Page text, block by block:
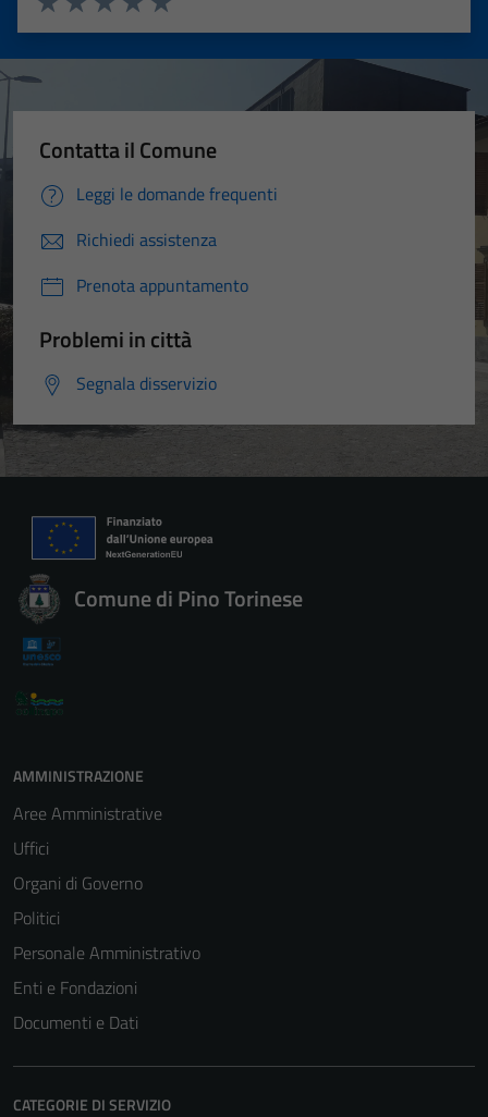
Valuta 5 stelle su 5
Valuta 4 stelle su 5
Valuta 3 stelle su 5
Valuta 2 stelle su 5
Valuta 1 stelle su 5
Contatta il Comune
Leggi le domande frequenti
Richiedi assistenza
Prenota appuntamento
Problemi in città
Segnala disservizio
Comune di Pino Torinese
AMMINISTRAZIONE
Aree Amministrative
Uffici
Organi di Governo
Politici
Personale Amministrativo
Enti e Fondazioni
Documenti e Dati
CATEGORIE DI SERVIZIO